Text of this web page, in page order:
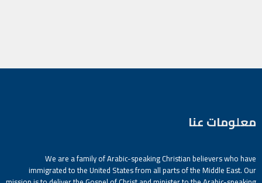
معلومات عنا
We are a family of Arabic-speaking Christian believers who have
immigrated to the United States from all parts of the Middle East. Our